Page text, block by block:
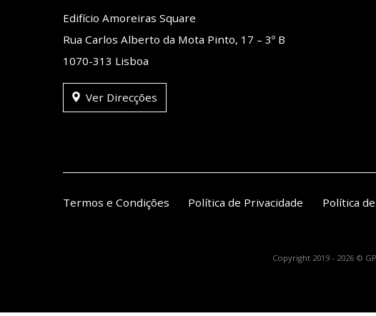
Edifício Amoreiras Square
Rua Carlos Alberto da Mota Pinto, 17 – 3º B
1070-313 Lisboa
Ver Direcções
Termos e Condições Política de Privacidade Política
Copyright 2019 - 2026 ©